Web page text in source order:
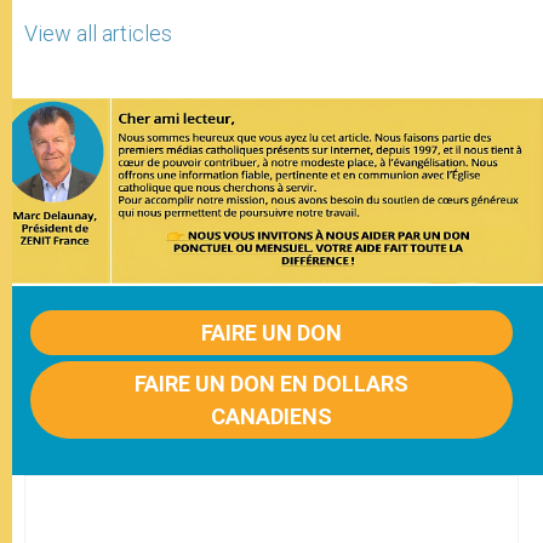
View all articles
FAIRE UN DON
FAIRE UN DON EN DOLLARS
CANADIENS